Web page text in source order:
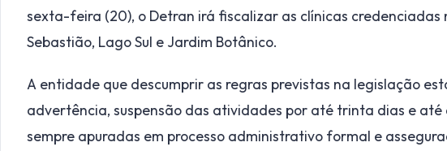
sexta-feira (20), o Detran irá fiscalizar as clínicas credenciadas
Sebastião, Lago Sul e Jardim Botânico.
A entidade que descumprir as regras previstas na legislação
advertência, suspensão das atividades por até trinta dias e
sempre apuradas em processo administrativo formal e